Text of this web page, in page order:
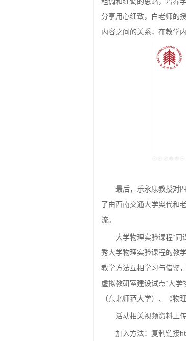
分享用心细致，白老师的
内容之间的关系，在教学
最后，乐永康教授对
了由西南交通大学樊代和
流。
大学物理实验课程“
秀大学物理实验课程的教
教学方法互相学习与借鉴
虚拟教研室建设试点“大
（东北师范大学）、《物
活动相关视频资料上
加入方法：复制链接